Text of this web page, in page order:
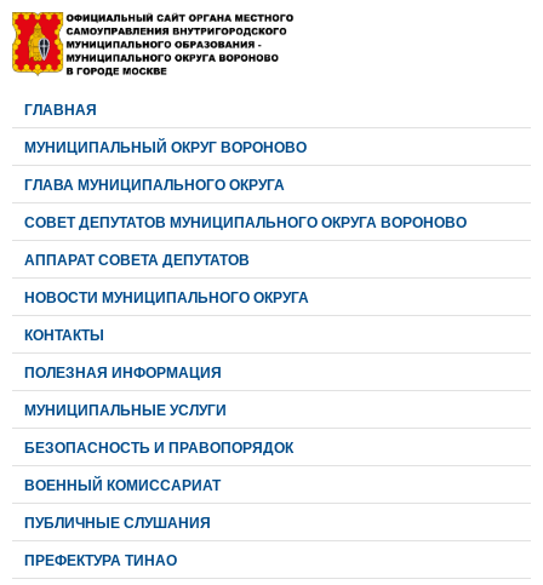
ГЛАВНАЯ
МУНИЦИПАЛЬНЫЙ ОКРУГ ВОРОНОВО
ГЛАВА МУНИЦИПАЛЬНОГО ОКРУГА
CОВЕТ ДЕПУТАТОВ МУНИЦИПАЛЬНОГО ОКРУГА ВОРОНОВО
АППАРАТ СОВЕТА ДЕПУТАТОВ
НОВОСТИ МУНИЦИПАЛЬНОГО ОКРУГА
КОНТАКТЫ
ПОЛЕЗНАЯ ИНФОРМАЦИЯ
МУНИЦИПАЛЬНЫЕ УСЛУГИ
БЕЗОПАСНОСТЬ И ПРАВОПОРЯДОК
ВОЕННЫЙ КОМИССАРИАТ
ПУБЛИЧНЫЕ СЛУШАНИЯ
ПРЕФЕКТУРА ТИНАО